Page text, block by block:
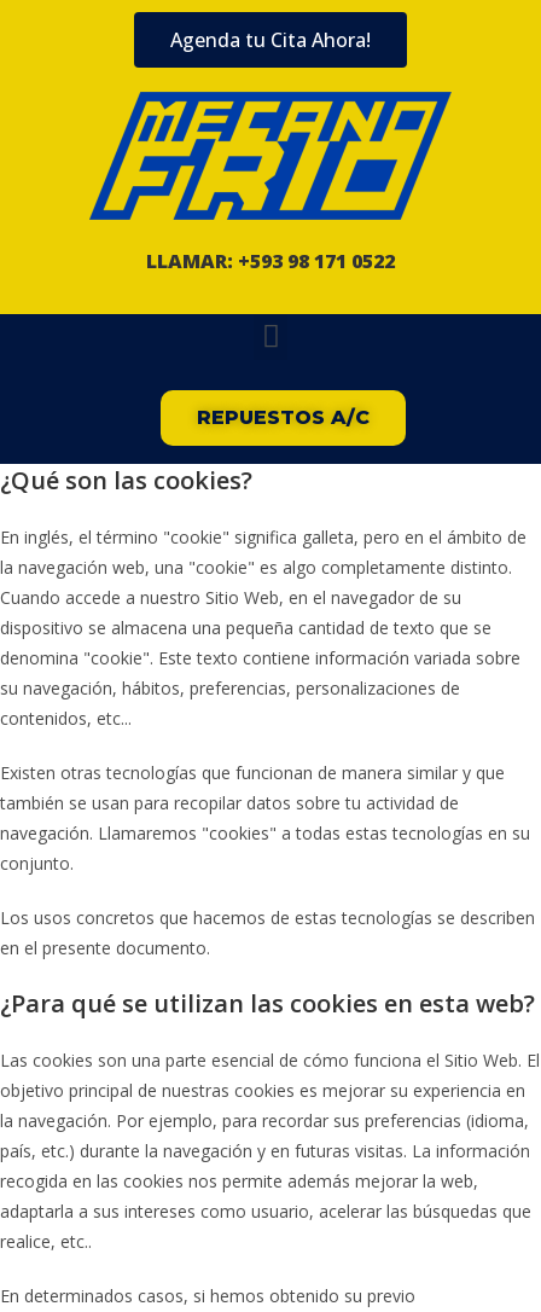
Agenda tu Cita Ahora!
LLAMAR: +593 98 171 0522
REPUESTOS A/C
¿Qué son las cookies?
En inglés, el término "cookie" significa galleta, pero en el ámbito de
la navegación web, una "cookie" es algo completamente distinto.
Cuando accede a nuestro Sitio Web, en el navegador de su
dispositivo se almacena una pequeña cantidad de texto que se
denomina "cookie". Este texto contiene información variada sobre
su navegación, hábitos, preferencias, personalizaciones de
contenidos, etc...
Existen otras tecnologías que funcionan de manera similar y que
también se usan para recopilar datos sobre tu actividad de
navegación. Llamaremos "cookies" a todas estas tecnologías en su
conjunto.
Los usos concretos que hacemos de estas tecnologías se describen
en el presente documento.
¿Para qué se utilizan las cookies en esta web?
Las cookies son una parte esencial de cómo funciona el Sitio Web. El
objetivo principal de nuestras cookies es mejorar su experiencia en
la navegación. Por ejemplo, para recordar sus preferencias (idioma,
país, etc.) durante la navegación y en futuras visitas. La información
recogida en las cookies nos permite además mejorar la web,
adaptarla a sus intereses como usuario, acelerar las búsquedas que
realice, etc..
En determinados casos, si hemos obtenido su previo